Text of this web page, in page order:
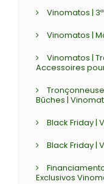
Vinomatos | 3ª
Vinomatos |
Vinomatos |
Accessoires
Bûches |
Black Friday |
Black Friday |
Exclusivos